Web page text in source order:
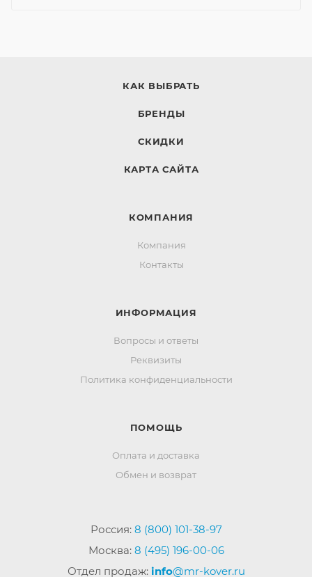
КАК ВЫБРАТЬ
БРЕНДЫ
СКИДКИ
КАРТА САЙТА
КОМПАНИЯ
Компания
Контакты
ИНФОРМАЦИЯ
Вопросы и ответы
Реквизиты
Политика конфиденциальности
ПОМОЩЬ
Оплата и доставка
Обмен и возврат
Россия: 8 (800) 101-38-97
Москва: 8 (495) 196-00-06
Отдел продаж: info@mr-kover.ru